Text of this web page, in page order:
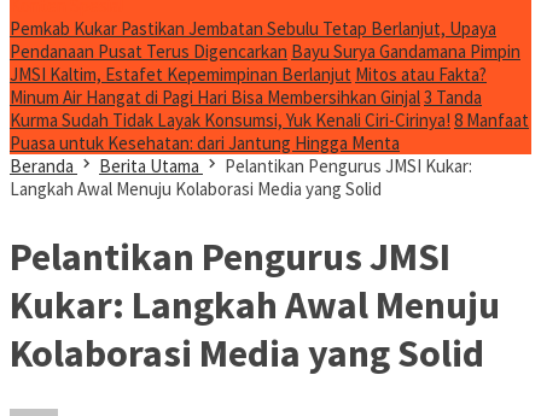
Pemkab Kukar Pastikan Jembatan Sebulu Tetap Berlanjut, Upaya
Pendanaan Pusat Terus Digencarkan Bayu Surya Gandamana Pimpin
JMSI Kaltim, Estafet Kepemimpinan Berlanjut Mitos atau Fakta?
Minum Air Hangat di Pagi Hari Bisa Membersihkan Ginjal3 Tanda
Kurma Sudah Tidak Layak Konsumsi, Yuk Kenali Ciri-Cirinya! 8 Manfaat
Puasa untuk Kesehatan: dari Jantung Hingga Menta
Beranda
Berita Utama
Pelantikan Pengurus JMSI Kukar:
Langkah Awal Menuju Kolaborasi Media yang Solid
Pelantikan Pengurus JMSI
Kukar: Langkah Awal Menuju
Kolaborasi Media yang Solid